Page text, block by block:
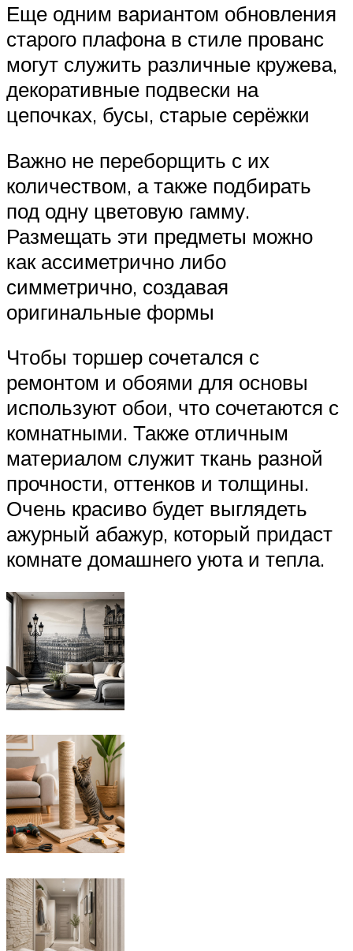
Еще одним вариантом обновления
старого плафона в стиле прованс
могут служить различные кружева,
декоративные подвески на
цепочках, бусы, старые серёжки
Важно не переборщить с их
количеством, а также подбирать
под одну цветовую гамму.
Размещать эти предметы можно
как ассиметрично либо
симметрично, создавая
оригинальные формы
Чтобы торшер сочетался с
ремонтом и обоями для основы
используют обои, что сочетаются с
комнатными. Также отличным
материалом служит ткань разной
прочности, оттенков и толщины.
Очень красиво будет выглядеть
ажурный абажур, который придаст
комнате домашнего уюта и тепла.